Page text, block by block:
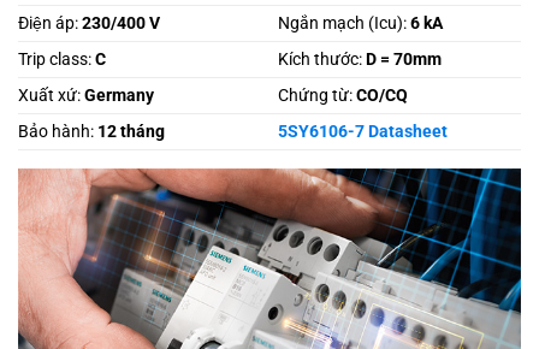
Điện áp:230/400 V Ngắn mạch (Icu):6 kA
Trip class:C Kích thước:D = 70mm
Xuất xứ:Germany Chứng từ:CO/CQ
Bảo hành: 12 tháng 5SY6106-7 Datasheet